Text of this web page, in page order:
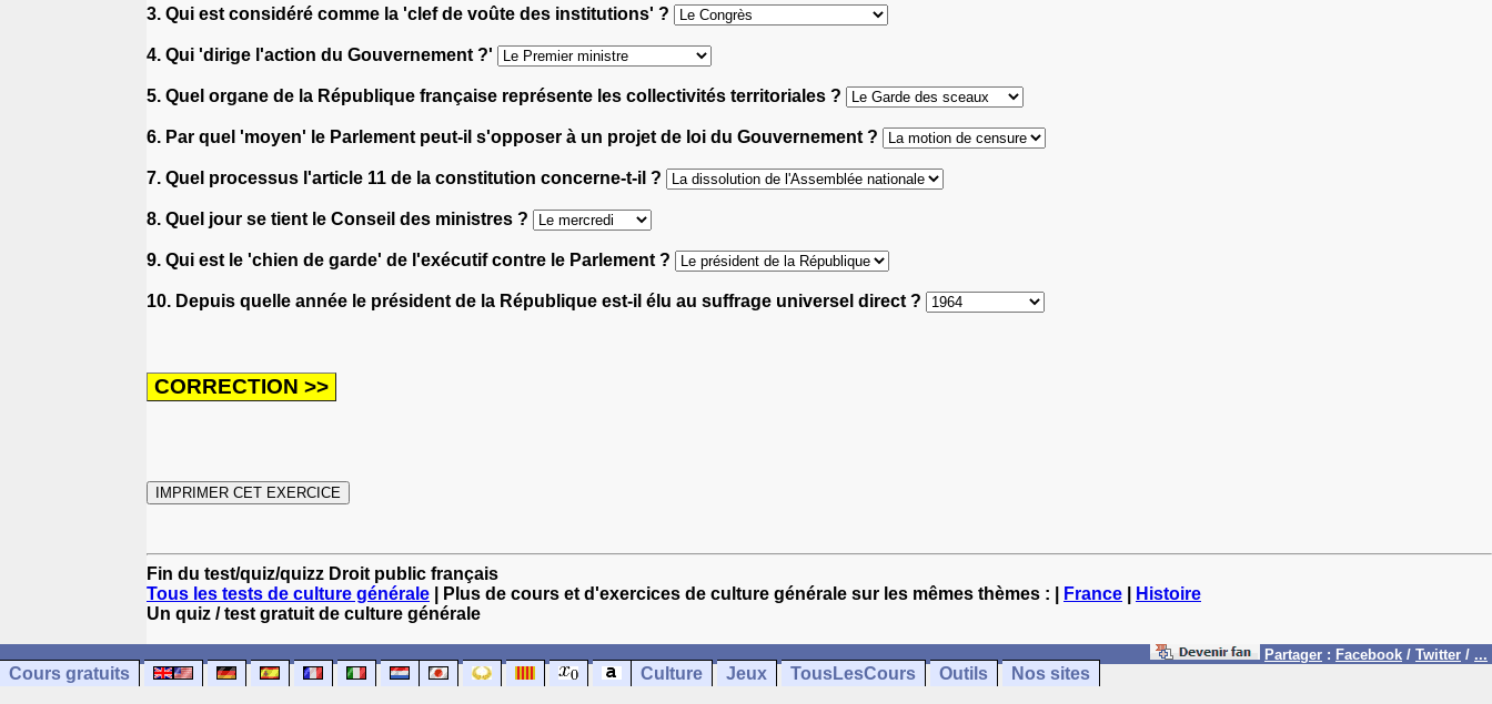
3. Qui est considéré comme la 'clef de voûte des institutions' ?
4. Qui 'dirige l'action du Gouvernement ?'
5. Quel organe de la République française représente les collectivités territoriales ?
6. Par quel 'moyen' le Parlement peut-il s'opposer à un projet de loi du Gouvernement ?
7. Quel processus l'article 11 de la constitution concerne-t-il ?
8. Quel jour se tient le Conseil des ministres ?
9. Qui est le 'chien de garde' de l'exécutif contre le Parlement ?
10. Depuis quelle année le président de la République est-il élu au suffrage universel direct ?
Fin du test/quiz/quizz Droit public français
Tous les tests de culture générale | Plus de cours et d'exercices de culture générale sur les mêmes thèmes : | France
Histoire
Un quiz / test gratuit de culture générale
Partager : Facebook / Twitter / ...
Cours gratuits Culture Jeux TousLesCours Outils Nos sites